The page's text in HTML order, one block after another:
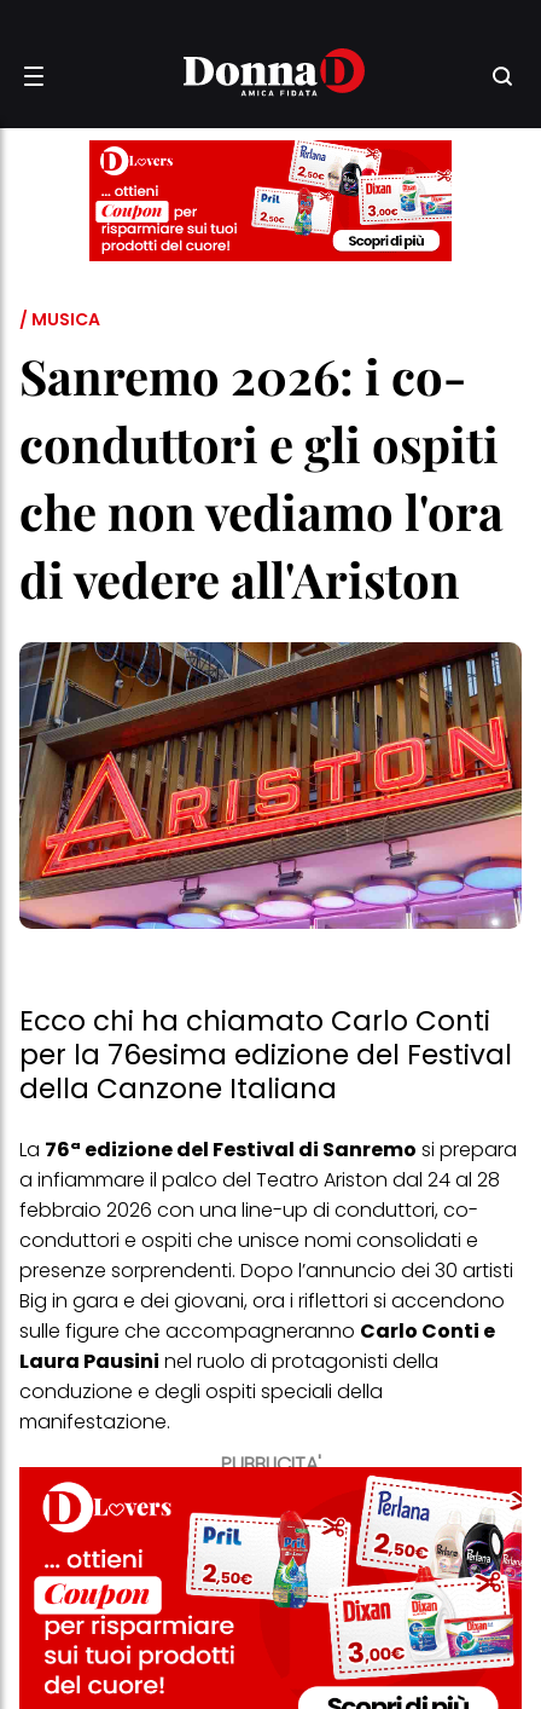
/ MUSICA
Sanremo 2026: i co-
conduttori e gli ospiti
che non vediamo l'ora
di vedere all'Ariston
Ecco chi ha chiamato Carlo Conti
per la 76esima edizione del Festival
della Canzone Italiana
PUBBLICITA'
La 76ª edizione del Festival di Sanremo si prepara
a infiammare il palco del Teatro Ariston dal 24 al 28
febbraio 2026 con una line-up di conduttori, co-
conduttori e ospiti che unisce nomi consolidati e
presenze sorprendenti. Dopo l’annuncio dei 30 artisti
Big in gara e dei giovani, ora i riflettori si accendono
sulle figure che accompagneranno Carlo Conti e
Laura Pausini nel ruolo di protagonisti della
conduzione e degli ospiti speciali della
manifestazione.